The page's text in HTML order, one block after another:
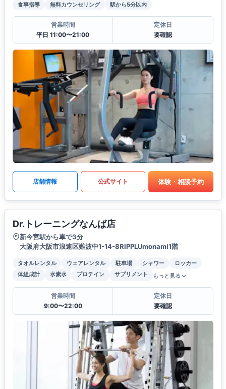
食事指導
無料カウンセリング 駅から5分以内
営業時間
平日 11:00〜21:00
定休日
要確認
店舗情報 公式サイト 体験・相談予約
Dr.トレーニングなんば店
新今宮駅から車で3分
大阪府大阪市浪速区難波中1-14-8RIPPLUmonami1階
タオルレンタル ウェアレンタル 駐車場 シャワー
ロッカー
体組成計
水素水 プロテイン サプリメント もっと見る
営業時間
9:00〜22:00
定休日
要確認